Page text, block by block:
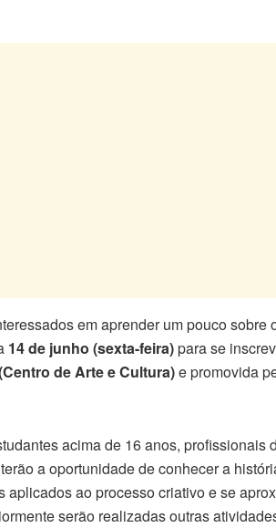
em aprender um pouco
14 de junho (sexta-feira)para se
de Arte e Cultura)e promovida
acima de 16 anos, profissionais
a oportunidade de conhecer a
aplicados ao processo criativo e se
serão realizadas outras